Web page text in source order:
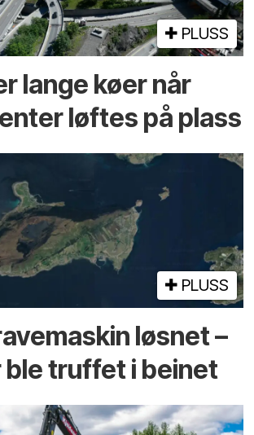
PLUSS
lange køer når
løftes på plass
PLUSS
løsnet –
ble truffet i beinet